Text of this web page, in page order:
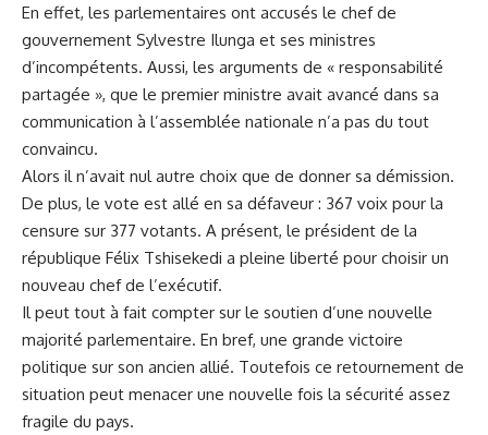
En effet, les parlementaires ont accusés le chef de
gouvernement Sylvestre Ilunga et ses ministres
d’incompétents. Aussi, les arguments de « responsabilité
partagée », que le premier ministre avait avancé dans sa
communication à l’assemblée nationale n’a pas du tout
convaincu.
Alors il n’avait nul autre choix que de donner sa démission.
De plus, le vote est allé en sa défaveur : 367 voix pour la
censure sur 377 votants. A présent, le président de la
république Félix Tshisekedi a pleine liberté pour choisir un
nouveau chef de l’exécutif.
Il peut tout à fait compter sur le soutien d’une nouvelle
majorité parlementaire. En bref, une grande victoire
politique sur son ancien allié. Toutefois ce retournement de
situation peut menacer une nouvelle fois la sécurité assez
fragile du pays.